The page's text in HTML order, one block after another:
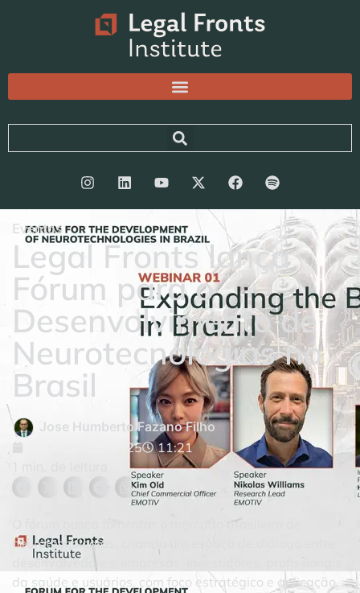
Eventos
Legal Fronts lança
Fórum para o
Desenvolvimento de
Neurotecnologias no
Brasil
Jose Humberto Fazano Filho
18 setembro, 2025
11:21
O fórum busca fomentar o mercado brasileiro de
neurotecnologias, criando um espaço de diálogo entre
desenvolvedores, empresas, investidores, profissionais
da saúde e usuários, com foco estratégico e aplicação